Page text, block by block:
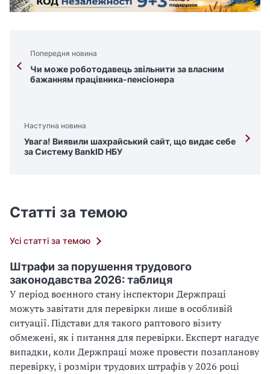
Попередня новина
Чи може роботодавець звільнити за власним
бажанням працівника-пенсіонера
Наступна новина
Увага! Виявили шахрайський сайт, що видає себе
за Систему BankID НБУ
Статті за темою
Усі статті за темою
Штрафи за порушення трудового
законодавства 2026: таблиця
У період воєнного стану інспектори Держпраці
можуть завітати для перевірки лише в особливій
ситуації. Підстави для такого раптового візиту
обмежені, як і питання для перевірки. Експерт нагадує
випадки, коли Держпраці може провести позапланову
перевірку, і розміри трудових штрафів у 2026 році